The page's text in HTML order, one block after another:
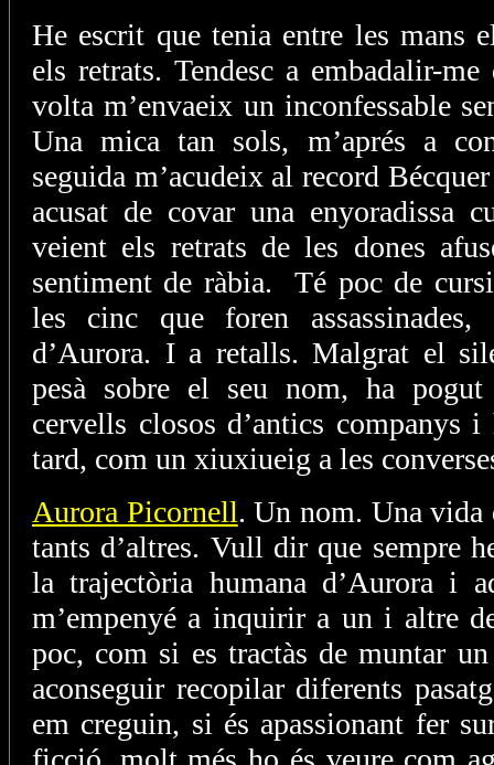
He escrit que tenia entre les mans
els retrats. Tendesc a embadalir-
volta m’envaeix un inconfessable
Una mica tan sols, m’aprés a
seguida m’acudeix al record
acusat de covar una enyoradissa
veient els retrats de les dones
sentiment de ràbia. Té poc de
les cinc que foren
d’Aurora. I a retalls. Malgrat el
pesà sobre el seu nom, ha
cervells closos d’antics companys
tard, com un xiuxiueig a les
Aurora Picornell. Un nom. Una vida
tants d’altres. Vull dir que sempre
la trajectòria humana d’Aurora i
m’empenyé a inquirir a un i altre
poc, com si es tractàs de muntar
aconseguir recopilar diferents
em creguin, si és apassionant fer